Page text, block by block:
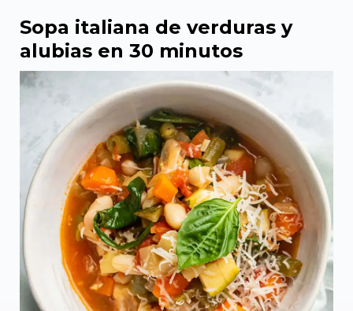
Sopa italiana de verduras y
alubias en 30 minutos